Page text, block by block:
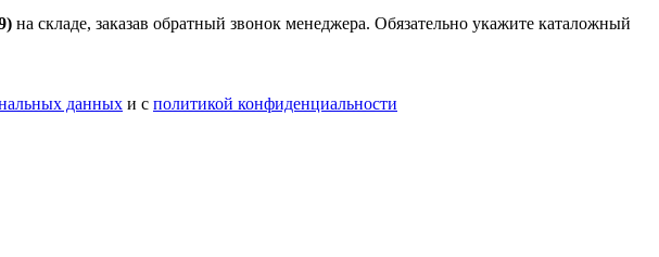
на складе, заказав обратный звонок менеджера. Обязательно укажите каталожный
данных и с политикой конфиденциальности